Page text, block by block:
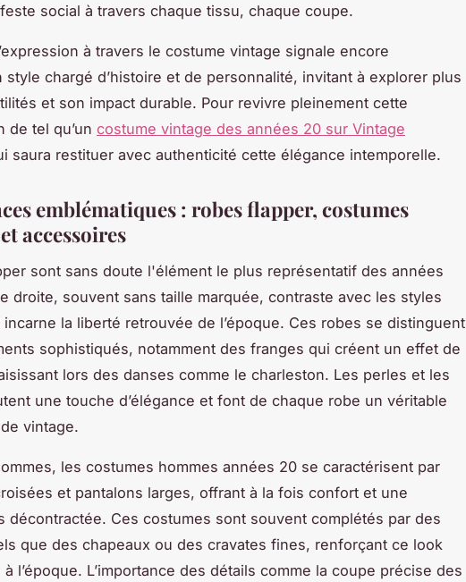
social à travers chaque tissu, chaque coupe.
à travers le costume vintage signale encore
style chargé d’histoire et de personnalité, invitant à explorer plus
et son impact durable. Pour revivre pleinement cette
de tel qu’un costume vintage des années 20 sur Vintage
saura restituer avec authenticité cette élégance intemporelle.
emblématiques : robes flapper, costumes
accessoires
sont sans doute l'élément le plus représentatif des années
droite, souvent sans taille marquée, contraste avec les styles
la liberté retrouvée de l’époque. Ces robes se distinguent
sophistiqués, notamment des franges qui créent un effet de
lors des danses comme le charleston. Les perles et les
une touche d’élégance et font de chaque robe un véritable
vintage.
les costumes hommes années 20 se caractérisent par
et pantalons larges, offrant à la fois confort et une
décontractée. Ces costumes sont souvent complétés par des
que des chapeaux ou des cravates fines, renforçant ce look
l’époque. L’importance des détails comme la coupe précise des